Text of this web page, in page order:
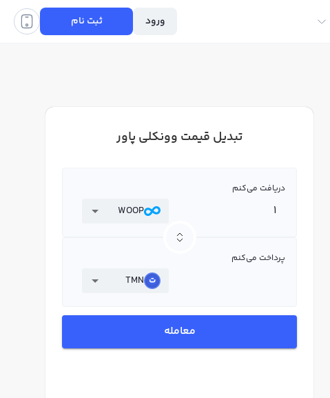
ورود ثبت نام
تبدیل قیمت وونکلی پاور
دریافت می‌کنم
WOOP
پرداخت می‌کنم
TMN
معامله